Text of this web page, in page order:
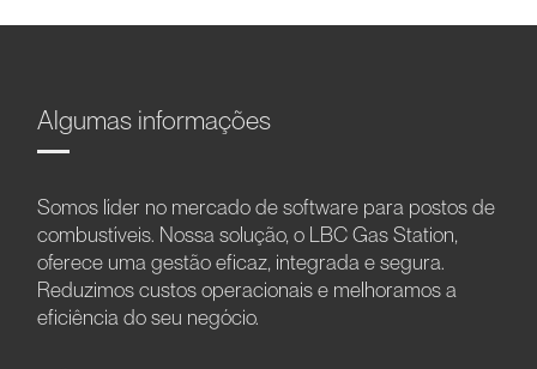
Algumas informações
Somos líder no mercado de software para postos de
combustíveis. Nossa solução, o LBC Gas Station,
oferece uma gestão eficaz, integrada e segura.
Reduzimos custos operacionais e melhoramos a
eficiência do seu negócio.